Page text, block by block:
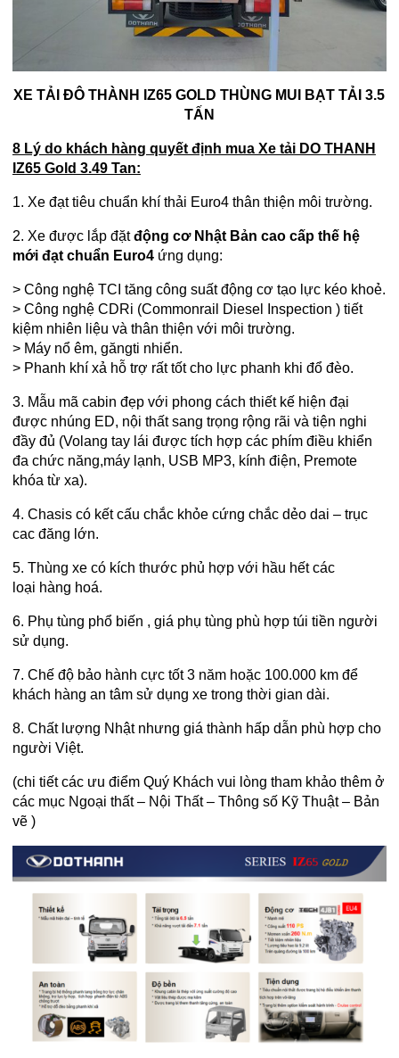
XE TẢI ĐÔ THÀNH IZ65 GOLD THÙNG MUI BẠT TẢI 3.5
TẤN
8 Lý do khách hàng quyết định mua Xe tải DO THANH
IZ65 Gold 3.49 Tan:
1. Xe đạt tiêu chuẩn khí thải Euro4 thân thiện môi trường.
2. Xe được lắp đặtđộng cơ Nhật Bản cao cấp thế hệ
mới đạt chuẩn Euro4 ứng dụng:
> Công nghệ TCI tăng công suất động cơ tạo lực kéo khoẻ.
> Công nghệ CDRi (Commonrail Diesel Inspection ) tiết
kiệm nhiên liệu và thân thiện với môi trường.
> Máy nổ êm, găngti nhiển.
> Phanh khí xả hỗ trợ rất tốt cho lực phanh khi đổ đèo.
3. Mẫu mã cabin đẹp với phong cách thiết kế hiện đại
được nhúng ED, nội thất sang trọng rộng rãi và tiện nghi
đầy đủ (Volang tay lái được tích hợp các phím điều khiển
đa chức năng,máy lạnh, USB MP3, kính điện, Premote
khóa từ xa).
4. Chasis có kết cấu chắc khỏe cứng chắc dẻo dai – trục
cac đăng lớn.
5. Thùng xe có kích thước phủ hợp với hầu hết các
loại hàng hoá.
6. Phụ tùng phổ biến , giá phụ tùng phù hợp túi tiền người
sử dụng.
7. Chế độ bảo hành cực tốt 3 năm hoặc 100.000 km để
khách hàng an tâm sử dụng xe trong thời gian dài.
8. Chất lượng Nhật nhưng giá thành hấp dẫn phù hợp cho
người Việt.
(chi tiết các ưu điểm Quý Khách vui lòng tham khảo thêm ở
các mục Ngoại thất – Nội Thất – Thông số Kỹ Thuật – Bản
vẽ )